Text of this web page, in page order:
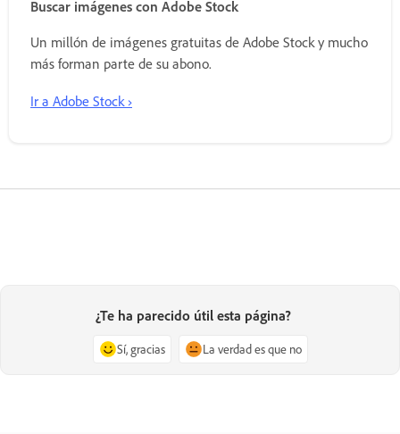
Buscar imágenes con Adobe Stock
Un millón de imágenes gratuitas de Adobe Stock y mucho
más forman parte de su abono.
Ir a Adobe Stock ›
¿Te ha parecido útil esta página?
Sí, gracias La verdad es que no